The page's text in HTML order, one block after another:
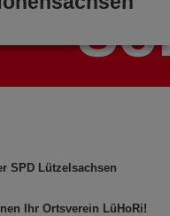
SPD Lützelsachsen
Ihr Ortsverein LüHoRi!